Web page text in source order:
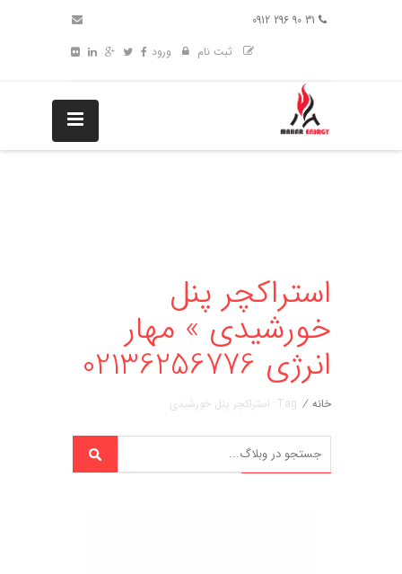
ثبت نام
ورود
استراکچر پنل
خورشیدی » مهار
انرژی 02136256776
خانه / Tag: استراکچر پنل خورشیدی